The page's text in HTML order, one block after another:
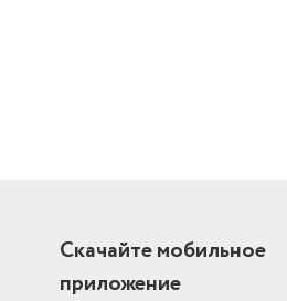
Скачайте мобильное
приложение